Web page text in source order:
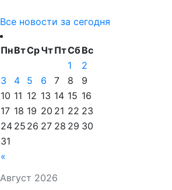
Все новости за сегодня
Август 2026
ПнВтСрЧтПтСбВс
«
1
2
3
4 5 6 7 8
9
10 11 12 13 14 15 16
17 18 19 20 21 22 23
24 25 26 27 28 29 30
31